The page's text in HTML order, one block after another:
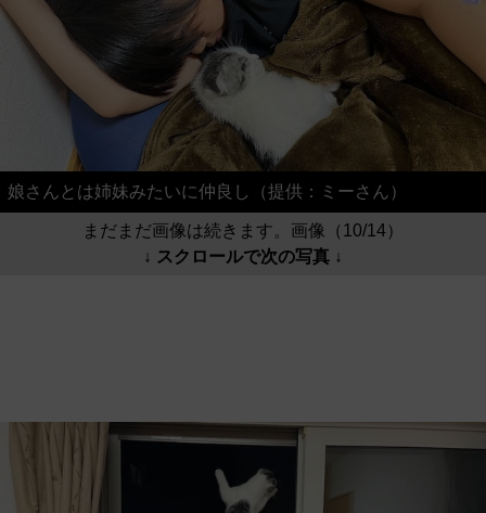
娘さんとは姉妹みたいに仲良し（提供：ミーさん）
まだまだ画像は続きます。画像（10/14）
↓ スクロールで次の写真 ↓